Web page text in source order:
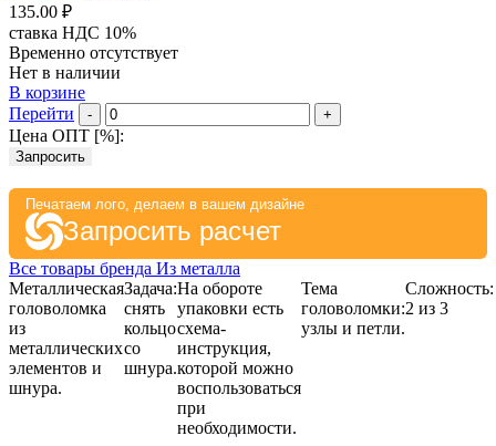
135.00 ₽
ставка НДС 10%
Временно отсутствует
Нет в наличии
В корзине
Перейти
- +
Цена ОПТ [%]:
Запросить
Печатаем лого, делаем в вашем дизайне
Запросить расчет
Все товары бренда Из металла
Металлическая
головоломка
из
металлических
элементов и
шнура.
Задача:
снять
кольцо
со
шнура.
На обороте
упаковки есть
схема-
инструкция,
которой можно
воспользоваться
при
необходимости.
Тема
головоломки:
узлы и петли.
Сложность:
2 из 3